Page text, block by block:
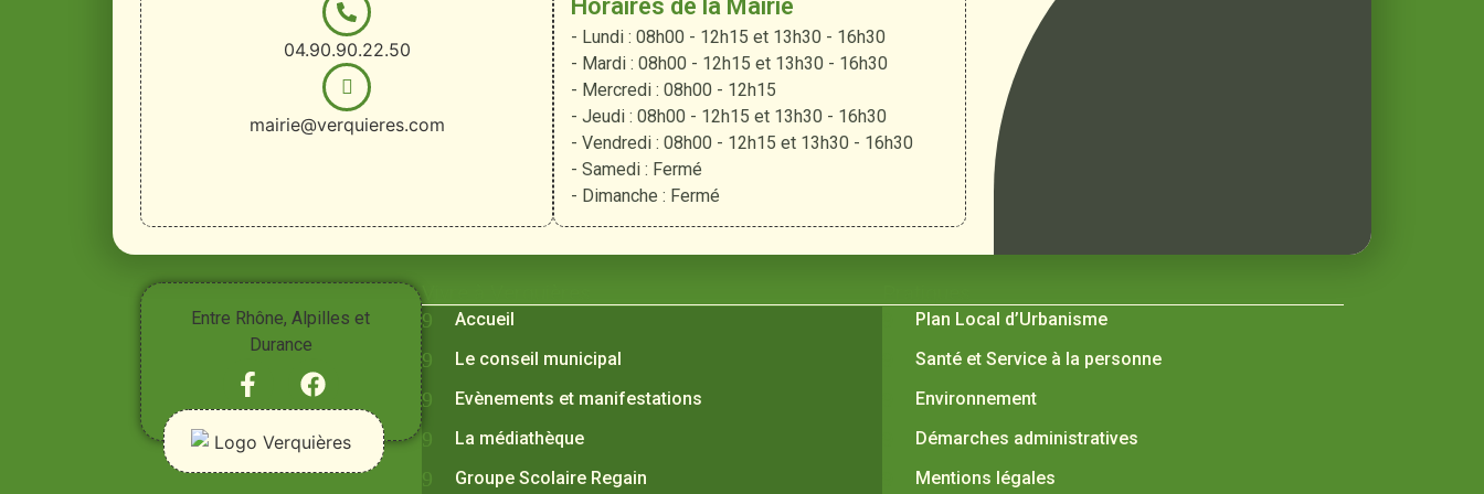
04.90.90.22.50
mairie@verquieres.com
Horaires de la Mairie
- Lundi : 08h00 - 12h15 et 13h30 - 16h30
- Mardi : 08h00 - 12h15 et 13h30 - 16h30
- Mercredi : 08h00 - 12h15
- Jeudi : 08h00 - 12h15 et 13h30 - 16h30
- Vendredi : 08h00 - 12h15 et 13h30 - 16h30
- Samedi : Fermé
- Dimanche : Fermé
Entre Rhône, Alpilles et
Durance
Vivre à Verquières
Accueil
Le conseil municipal
Evènements et manifestations
La médiathèque
Groupe Scolaire Regain
Plan Local d’Urbanisme
Santé et Service à la personne
Environnement
Démarches administratives
Mentions légales